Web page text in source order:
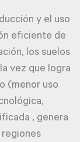
y el uso
eficiente de
los suelos
vez que logra
(menor uso
, genera